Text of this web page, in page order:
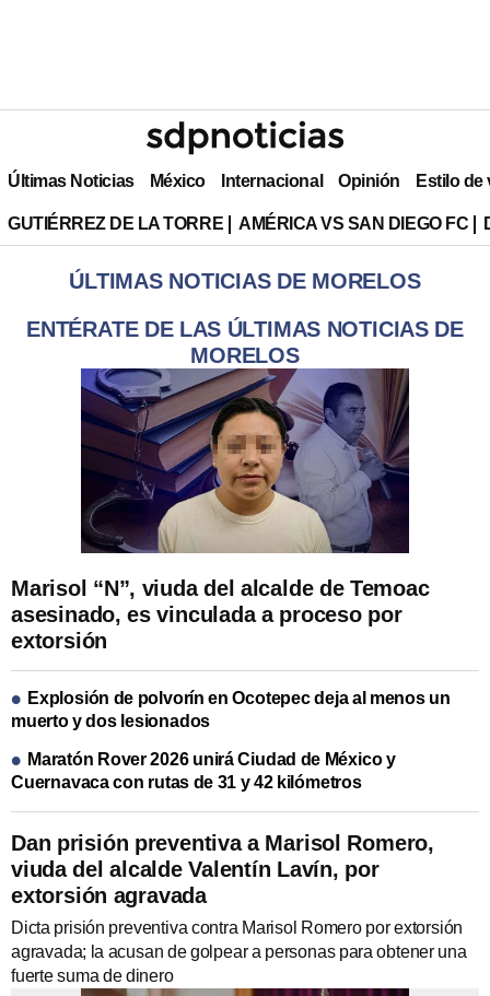
Últimas Noticias México Internacional Opinión Estilo de
GUTIÉRREZ DE LA TORRE AMÉRICA VS SAN DIEGO FC
ÚLTIMAS NOTICIAS DE MORELOS
ENTÉRATE DE LAS ÚLTIMAS NOTICIAS DE
MORELOS
Dan prisión preventiva a Marisol Romero,
viuda del alcalde Valentín Lavín, por
extorsión agravada
Dicta prisión preventiva contra Marisol Romero por extorsión
agravada; la acusan de golpear a personas para obtener una
fuerte suma de dinero
Marisol “N”, viuda del alcalde de Temoac
asesinado, es vinculada a proceso por
extorsión
Explosión de polvorín en Ocotepec deja al menos un
muerto y dos lesionados
Maratón Rover 2026 unirá Ciudad de México y
Cuernavaca con rutas de 31 y 42 kilómetros